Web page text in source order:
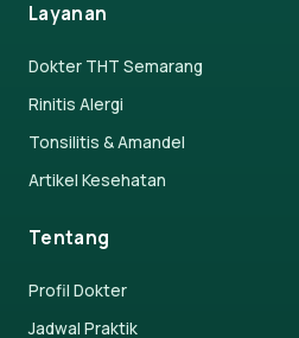
Layanan
Dokter THT Semarang
Rinitis Alergi
Tonsilitis & Amandel
Artikel Kesehatan
Tentang
Profil Dokter
Jadwal Praktik